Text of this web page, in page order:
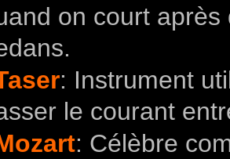
on court
: Instrument
le courant
: Célèbre